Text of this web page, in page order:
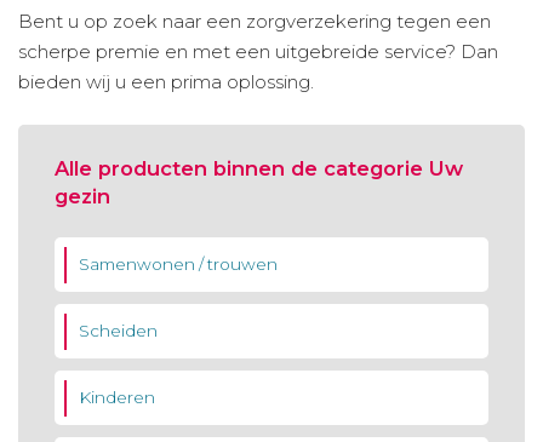
Bent u op zoek naar een zorgverzekering tegen een
scherpe premie en met een uitgebreide service? Dan
bieden wij u een prima oplossing.
Alle producten binnen de categorie Uw
gezin
Samenwonen / trouwen
Scheiden
Kinderen